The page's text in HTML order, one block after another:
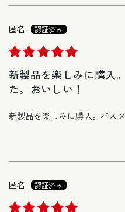
匿名
新製品を楽しみに購入
た。おいしい！
新製品を楽しみに購入。パス
匿名